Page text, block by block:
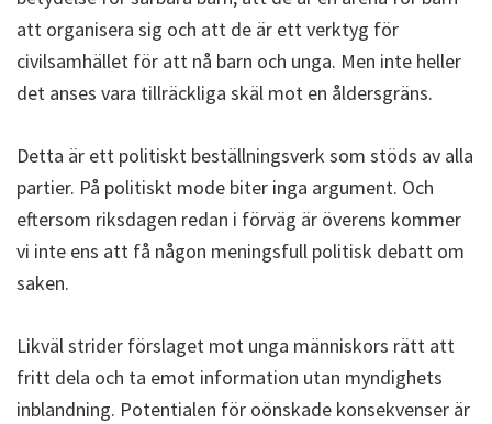
att organisera sig och att de är ett verktyg för
civilsamhället för att nå barn och unga. Men inte heller
det anses vara tillräckliga skäl mot en åldersgräns.
Detta är ett politiskt beställningsverk som stöds av alla
partier. På politiskt mode biter inga argument. Och
eftersom riksdagen redan i förväg är överens kommer
vi inte ens att få någon meningsfull politisk debatt om
saken.
Likväl strider förslaget mot unga människors rätt att
fritt dela och ta emot information utan myndighets
inblandning. Potentialen för oönskade konsekvenser är